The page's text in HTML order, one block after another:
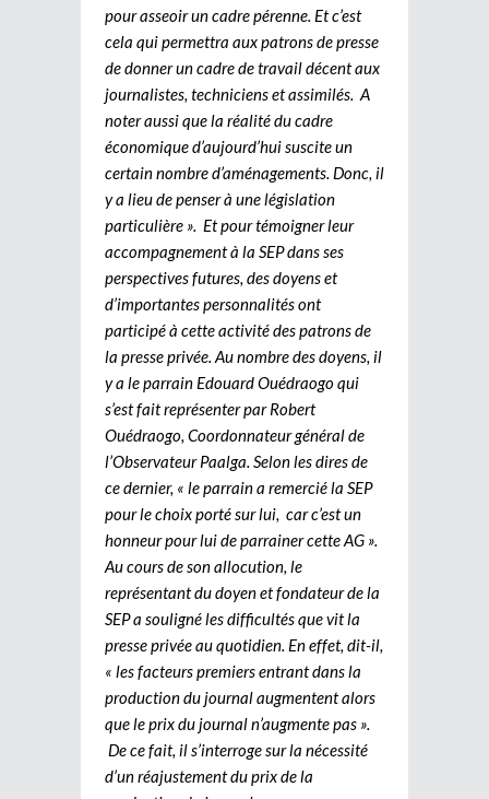
pour asseoir un cadre pérenne. Et c’est
cela qui permettra aux patrons de presse
de donner un cadre de travail décent aux
journalistes, techniciens et assimilés. A
noter aussi que la réalité du cadre
économique d’aujourd’hui suscite un
certain nombre d’aménagements. Donc, il
y a lieu de penser à une législation
particulière ». Et pour témoigner leur
accompagnement à la SEP dans ses
perspectives futures, des doyens et
d’importantes personnalités ont
participé à cette activité des patrons de
la presse privée. Au nombre des doyens, il
y a le parrain Edouard Ouédraogo qui
s’est fait représenter par Robert
Ouédraogo, Coordonnateur général de
l’Observateur Paalga. Selon les dires de
ce dernier, « le parrain a remercié la SEP
pour le choix porté sur lui, car c’est un
honneur pour lui de parrainer cette AG ».
Au cours de son allocution, le
représentant du doyen et fondateur de la
SEP a souligné les difficultés que vit la
presse privée au quotidien. En effet, dit-il,
« les facteurs premiers entrant dans la
production du journal augmentent alors
que le prix du journal n’augmente pas ».
De ce fait, il s’interroge sur la nécessité
d’un réajustement du prix de la